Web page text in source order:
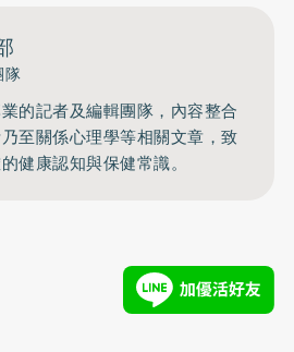
隊
的記者及編輯團隊，內容整合
至關係心理學等相關文章，致
健康認知與保健常識。